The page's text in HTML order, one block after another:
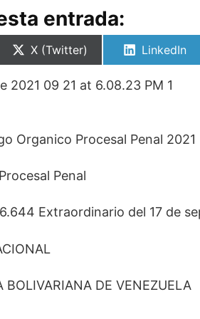
entrada:
Compartir
X (Twitter)
Compartir
LinkedIn
Organico Procesal Penal 2021
Penal
Extraordinario del 17 de
BOLIVARIANA DE VENEZUELA